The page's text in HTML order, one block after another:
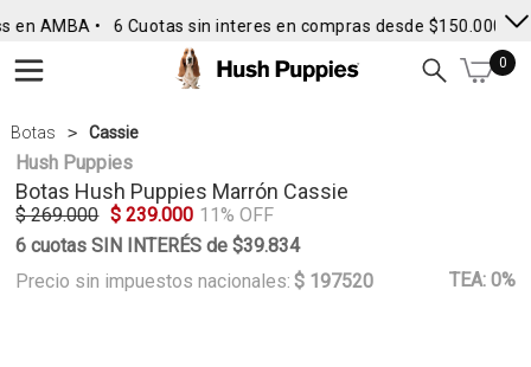
AMBA • 6 Cuotas sin interes en compras desde $150.000 •
0
Botas Cassie
Hush Puppies
Botas Hush Puppies Marrón Cassie
$ 269.000 $ 239.000 11% OFF
6 cuotas SIN INTERÉS de $39.834
Precio sin impuestos nacionales: $ 197520 TEA: 0%